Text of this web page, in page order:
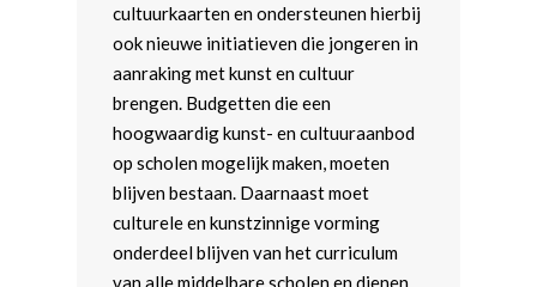
cultuurkaarten en ondersteunen hierbij
ook nieuwe initiatieven die jongeren in
aanraking met kunst en cultuur
brengen. Budgetten die een
hoogwaardig kunst- en cultuuraanbod
op scholen mogelijk maken, moeten
blijven bestaan. Daarnaast moet
culturele en kunstzinnige vorming
onderdeel blijven van het curriculum
van alle middelbare scholen en dienen
Home
Word actief
Agenda
Standpunten
Beginselenprogramma
Vereniging